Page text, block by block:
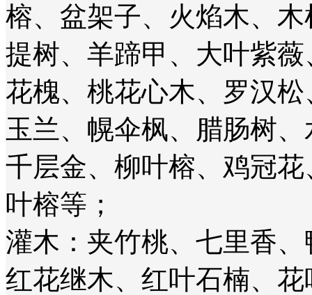
榕、盆架子、火焰木、
提树、羊蹄甲、大叶紫
花槐、桃花心木、罗汉
玉兰、幌伞枫、腊肠树
千层金、柳叶榕、鸡冠
叶榕等；
灌木：夹竹桃、七里香
红花继木、红叶石楠、